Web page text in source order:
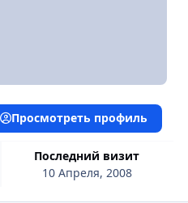
Последний визит
10 Апреля, 2008
Просмотреть профиль